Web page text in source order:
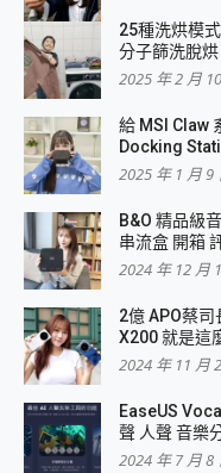
25種洗烘模
分子篩洗脫
2025 年 2 月
給 MSI Claw
Docking
2025 年 1 月 9
B&O 精品級
串流盒 開箱
2024 年 12 月
2億 APO蔡
X200 就是這
2024 年 11 月
EaseUS
聲 人聲 音樂
2024 年 7 月 8